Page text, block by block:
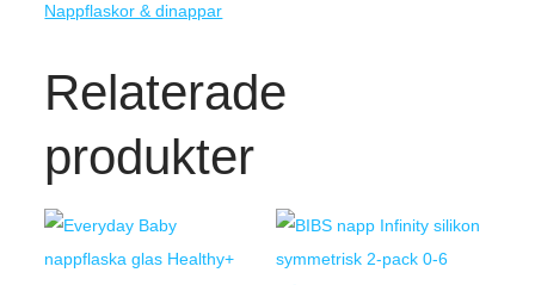
Nappflaskor & dinappar
Relaterade
produkter